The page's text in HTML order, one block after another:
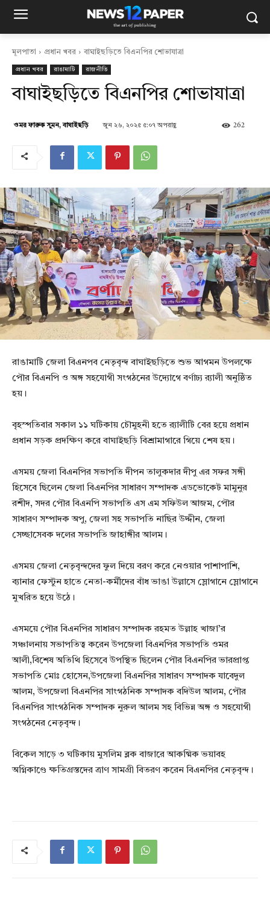
মূলপাতা প্রধান খবর বাঘাইছড়িতে বিএনপির শোভাযাত্রা
প্রধান খবর রাঙামাটি রাজনীতি
বাঘাইছড়িতে বিএনপির শোভাযাত্রা
ওমর ফারুক সুমন, বাঘাইছড়ি জুন ২৬, ২০২৫ ৫:০৭ অপরাহ্ণ 262
রাঙামাটি জেলা বিএনপব নেতৃবৃন্দ বাঘাইছড়িতে শুভ আগমন উপলক্ষে
পৌর বিএনপি ও অঙ্গ সহযোগী সংগঠনের উদ্যোগে বর্ণাঢ্য র‍্যালী অনুষ্ঠিত
হয়।
বৃহস্পতিবার সকাল ১১ ঘটিকায় চৌমুহনী হতে র‍্যালীটি বের হয়ে প্রধান
প্রধান সড়ক প্রদক্ষিণ করে বাঘাইছড়ি বিশ্রামাগারে গিয়ে শেষ হয়।
এসময় জেলা বিএনপির সভাপতি দীপন তালুকদার দীপু এর সফর সঙ্গী
হিসেবে ছিলেন জেলা বিএনপির সাধারণ সম্পাদক এডভোকেট মামুনুর
রশীদ, সদর পৌর বিএনপি সভাপতি এস এম সফিউল আজম, পৌর
সাধারণ সম্পাদক অপু, জেলা সহ সভাপতি নাছির উদ্দীন, জেলা
সেচ্ছাসেবক দলের সভাপতি জাহাঙ্গীর আলম।
এসময় জেলা নেতৃবৃন্দদের ফুল দিয়ে বরণ করে নেওয়ার পাশাপাশি,
ব্যানার ফেস্টুন হাতে নেতা-কর্মীদের বাঁধ ভাঙা উল্লাসে স্লোগানে স্লোগানে
মুখরিত হয়ে উঠে।
এসময়ে পৌর বিএনপির সাধারণ সম্পাদক রহমত উল্লাহ খাজা’র
সঞ্চালনায় সভাপতিত্ব করেন উপজেলা বিএনপির সভাপতি ওমর
আলী,বিশেষ অতিথি হিসেবে উপস্থিত ছিলেন পৌর বিএনপির ভারপ্রাপ্ত
সভাপতি মোঃ হোসেন,উপজেলা বিএনপির সাধারণ সম্পাদক যাবেদুল
আলম, উপজেলা বিএনপির সাংগঠনিক সম্পাদক বদিউল আলম, পৌর
বিএনপির সাংগঠনিক সম্পাদক নুরুল আলম সহ বিভিন্ন অঙ্গ ও সহযোগী
সংগঠনের নেতৃবৃন্দ।
বিকেল সাড়ে ৩ ঘটিকায় মুসলিম ব্লক বাজারে আকষ্মিক ভয়াবহ
অগ্নিকাণ্ডে ক্ষতিগ্রস্তদের ত্রাণ সামগ্রী বিতরণ করেন বিএনপির নেতৃবৃন্দ।